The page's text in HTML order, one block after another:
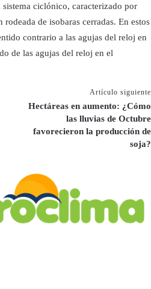
ciclónico, caracterizado por
de isobaras cerradas. En estos
contrario a las agujas del reloj en
de las agujas del reloj en el
Artículo siguiente
Hectáreas en aumento: ¿Cómo
las lluvias de Octubre
favorecieron la producción de
soja?